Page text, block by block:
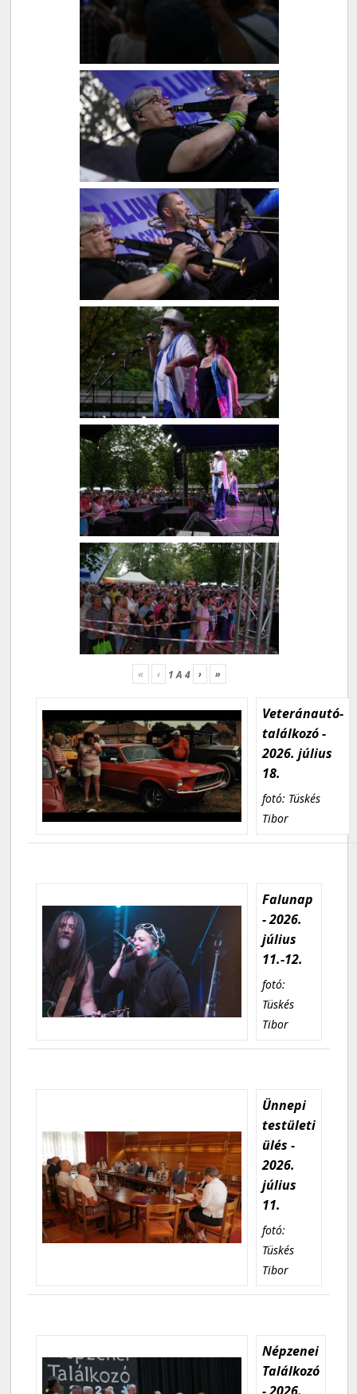
« ‹ 1A 4 › »
Veteránautó-
találkozó -
2026. július
18.
fotó: Tüskés
Tibor
Falunap
- 2026.
július
11.-12.
fotó:
Tüskés
Tibor
Ünnepi
testületi
ülés -
2026.
július
11.
fotó:
Tüskés
Tibor
Népzenei
Találkozó